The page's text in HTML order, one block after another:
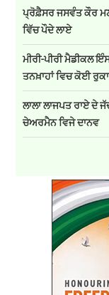
ਪ੍ਰੋਫ਼ੈਸਰ ਜਸਵੰਤ ਕੌਰ
ਵਿੱਚ ਪੌਦੇ ਲਾਏ
ਮੀਰੀ-ਪੀਰੀ ਮੈਡੀਕਲ
ਤਨਖ਼ਾਹਾਂ ਵਿਚ ਕੋਈ
ਲਾਲਾ ਲਾਜਪਤ ਰਾਏ ਦੇ
ਚੇਅਰਮੈਨ ਵਿਜੇ ਦਾਨਵ